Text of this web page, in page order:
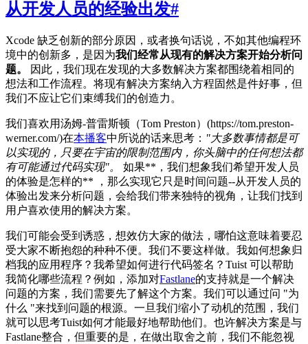
从开发人员的经验出发#
Xcode 缺乏创新的部分原因，或者换句话说，不如其他编程环
境中的创新多，是因为我们经常从现有的解决方案开始分析问
题。
因此，我们现在发现的大多数解决方案都围绕着相同的
想法和工作流程。将现有解决方案纳入方程固然是件好事，但
我们不应让它们束缚我们的创造力。
我们喜欢用汤姆-普雷斯顿（Tom Preston）(https://tom.preston-
werner.com/)在本播客中所说的话来思考： "大多数事情都是可
以实现的，只要在宇宙的限制范围内，你头脑中的任何想法都
有可能通过代码实现"。
如果**，我们想象我们希望开发人员
的体验是怎样的** ，那么实现它只是时间问题--从开发人员的
体验出发来分析问题，会给我们带来独特的视角，让我们找到
用户喜欢使用的解决方案。
我们可能会受到诱惑，想效仿大家的做法，哪怕这意味着要忍
受大家不断抱怨的种种不便。我们不要这样做。我如何想象归
档我的应用程序？我希望如何进行代码签名？Tuist 可以帮助
我简化哪些流程？例如，添加对Fastlane的支持就是一个解决
问题的方案，我们需要先了解这个方案。我们可以通过问 "为
什么 "来找到问题的根源。一旦我们缩小了动机的范围，我们
就可以思考Tuist如何才能最好地帮助他们。也许解决方案是与
Fastlane整合，但重要的是，在做出取舍之前，我们不能忽视